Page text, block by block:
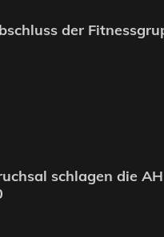
der
schlagen die